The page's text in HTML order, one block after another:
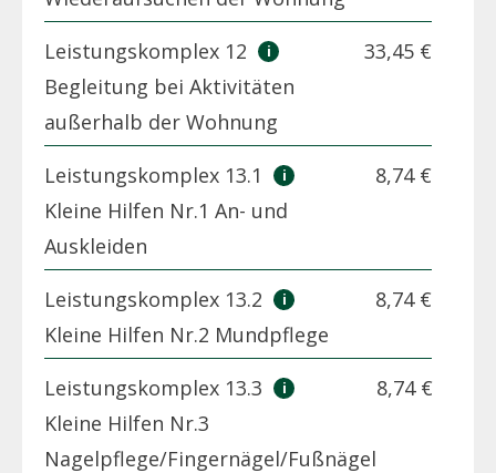
Leistungskomplex 12
Begleitung bei Aktivitäten
außerhalb der Wohnung
33,45 €
Leistungskomplex 13.1
Kleine Hilfen Nr.1 An- und
Auskleiden
8,74 €
Leistungskomplex 13.2
Kleine Hilfen Nr.2 Mundpflege
8,74 €
Leistungskomplex 13.3
Kleine Hilfen Nr.3
Nagelpflege/Fingernägel/Fußnägel
8,74 €